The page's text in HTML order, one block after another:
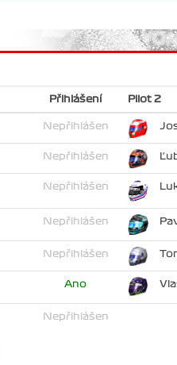
Přihlášení Pilot 2
Nepřihlášen
Nepřihlášen
Nepřihlášen
Nepřihlášen
Nepřihlášen
Ano
Nepřihlášen